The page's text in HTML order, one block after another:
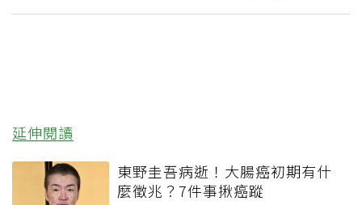
延伸閱讀
東野圭吾病逝！大腸癌初期有什
麼徵兆？7件事揪癌蹤